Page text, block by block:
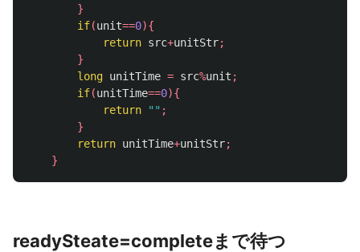
}
if(unit==0){
return src+unitStr;
}
long unitTime = src%unit ;
if(unitTime==0){
return
"" ;
}
return unitTime+unitStr;
}
readySteate=completeまで待つ